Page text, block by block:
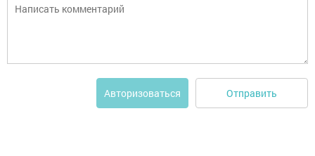
Авторизоваться Отправить